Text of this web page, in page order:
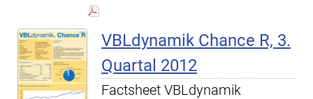
VBLdynamik Chance R, 3.
Quartal 2012
Factsheet VBLdynamik